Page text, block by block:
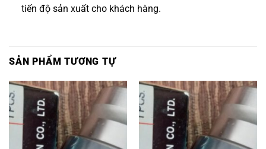
tiến độ sản xuất cho khách hàng.
SẢN PHẨM TƯƠNG TỰ